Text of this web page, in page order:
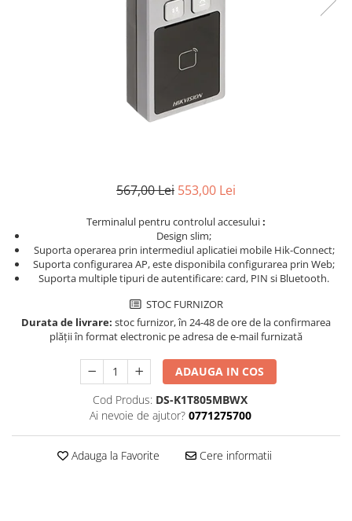
567,00 Lei 553,00 Lei
Terminalul pentru controlul accesului:
Design slim;
Suporta operarea prin intermediul aplicatiei mobile Hik-Connect;
Suporta configurarea AP, este disponibila configurarea prin Web;
Suporta multiple tipuri de autentificare: card, PIN si Bluetooth.
STOC FURNIZOR
Durata de livrare: stoc furnizor, în 24-48 de ore de la confirmarea
plății în format electronic pe adresa de e-mail furnizată
ADAUGA IN COS
Cod Produs: DS-K1T805MBWX
Ai nevoie de ajutor? 0771275700
Adauga la Favorite Cere informatii